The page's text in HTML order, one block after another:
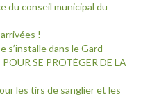
du conseil municipal du
!
s’installe dans le Gard
SE PROTÉGER DE LA
les tirs de sanglier et les